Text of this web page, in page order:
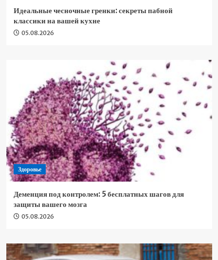
Идеальные чесночные гренки: секреты пабной
классики на вашей кухне
05.08.2026
Здоровье
Деменция под контролем: 5 бесплатных шагов для
защиты вашего мозга
05.08.2026